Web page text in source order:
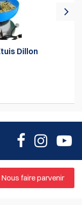
Dillon
Nous faire parvenir